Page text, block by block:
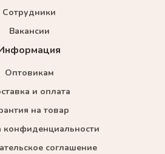
Сотрудники
Вакансии
Оптовикам
и оплата
на товар
конфиденциальности
соглашение